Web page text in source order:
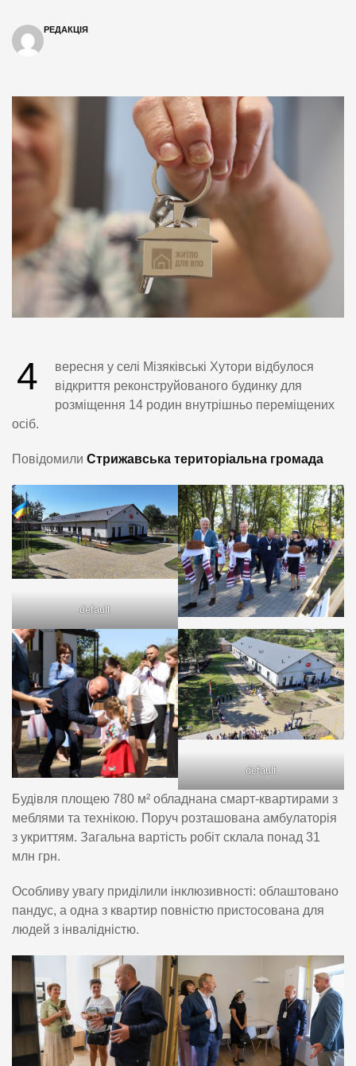
РЕДАКЦІЯ
4
вересня у селі Мізяківські Хутори відбулося
відкриття реконструйованого будинку для
розміщення 14 родин внутрішньо переміщених
осіб.
Повідомили Стрижавська територіальна громада
default
default
Будівля площею 780 м² обладнана смарт-квартирами з
меблями та технікою. Поруч розташована амбулаторія
з укриттям. Загальна вартість робіт склала понад 31
млн грн.
Особливу увагу приділили інклюзивності: облаштовано
пандус, а одна з квартир повністю пристосована для
людей з інвалідністю.